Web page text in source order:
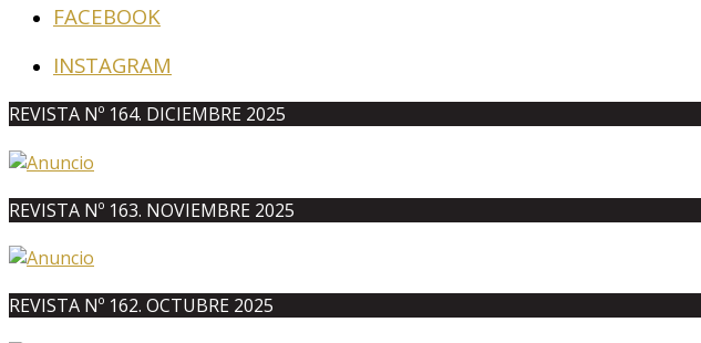
FACEBOOK
INSTAGRAM
REVISTA Nº 164. DICIEMBRE 2025
REVISTA Nº 163. NOVIEMBRE 2025
REVISTA Nº 162. OCTUBRE 2025